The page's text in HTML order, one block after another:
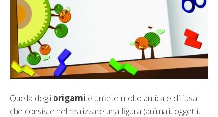
Quella degli origami è un’arte molto antica e diffusa
che consiste nel realizzare una figura (animali, oggetti,